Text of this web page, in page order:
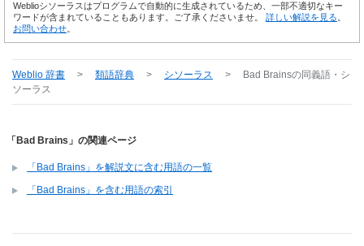
Weblioシソーラスはプログラムで自動的に生成されているため、一部不適切なキー
ワードが含まれていることもあります。ご了承くださいませ。 詳しい解説を見る
お問い合わせ
Weblio 辞書 > 類語辞典 > シソーラス > Bad Brainsの同義語・シ
ソーラス
「Bad Brains」の関連ページ
「Bad Brains」を解説文に含む用語の一覧
「Bad Brains」を含む用語の索引